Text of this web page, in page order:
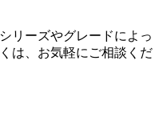
リーズやグレードによっ
は、お気軽にご相談くだ